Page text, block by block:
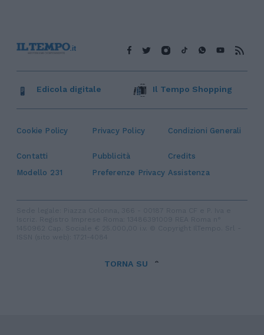
Cookie Policy Privacy Policy Condizioni Generali
Contatti Pubblicità
Credits
Modello 231
Preferenze Privacy Assistenza
Edicola digitale Il Tempo Shopping
TORNA SU